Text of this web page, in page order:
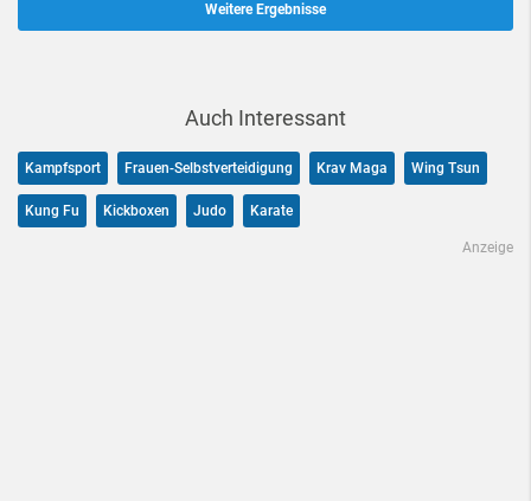
Weitere Ergebnisse
Auch Interessant
Kampfsport Frauen-Selbstverteidigung Krav Maga Wing Tsun
Kung Fu Kickboxen Judo Karate
Anzeige